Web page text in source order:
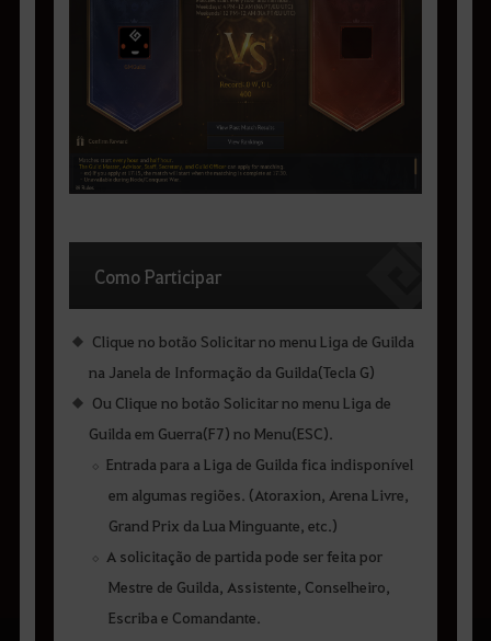
Como Participar
Clique no botão Solicitar no menu Liga de Guilda
na Janela de Informação da Guilda(Tecla G)
Ou Clique no botão Solicitar no menu Liga de
Guilda em Guerra(F7) no Menu(ESC).
Entrada para a Liga de Guilda fica indisponível
em algumas regiões. (Atoraxion, Arena Livre,
Grand Prix da Lua Minguante, etc.)
A solicitação de partida pode ser feita por
Mestre de Guilda, Assistente, Conselheiro,
Escriba e Comandante.